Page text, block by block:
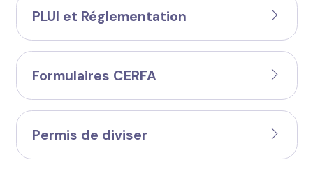
PLUI et Réglementation
Formulaires CERFA
Permis de diviser